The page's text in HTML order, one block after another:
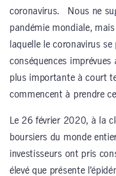
coronavirus. Nous ne
pandémie mondiale,
laquelle le coronavirus
conséquences
plus importante à court
commencent à prendre
Le 26 février 2020, à la
boursiers du monde
investisseurs ont pris
élevé que présente